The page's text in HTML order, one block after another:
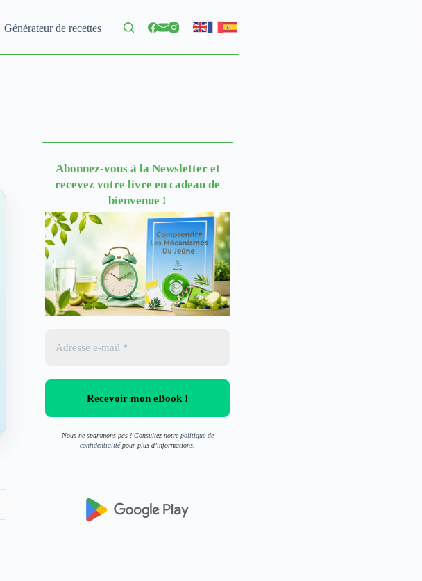
Générateur de recettes
Abonnez-vous à la Newsletteret
recevez votre livre en cadeau de
bienvenue !
Nous ne spammons pas ! Consultez notre politique de
confidentialité pour plus d’informations.